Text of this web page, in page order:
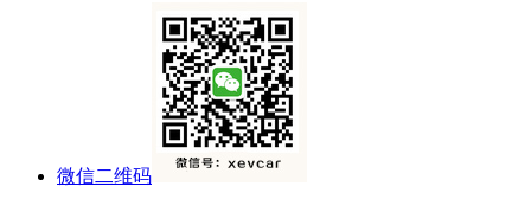
微信二维码